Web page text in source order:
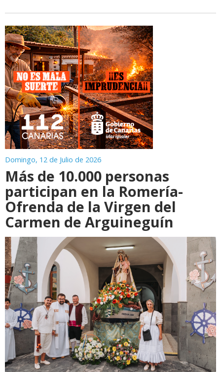
Domingo, 12 de Julio de 2026
Más de 10.000 personas
participan en la Romería-
Ofrenda de la Virgen del
Carmen de Arguineguín